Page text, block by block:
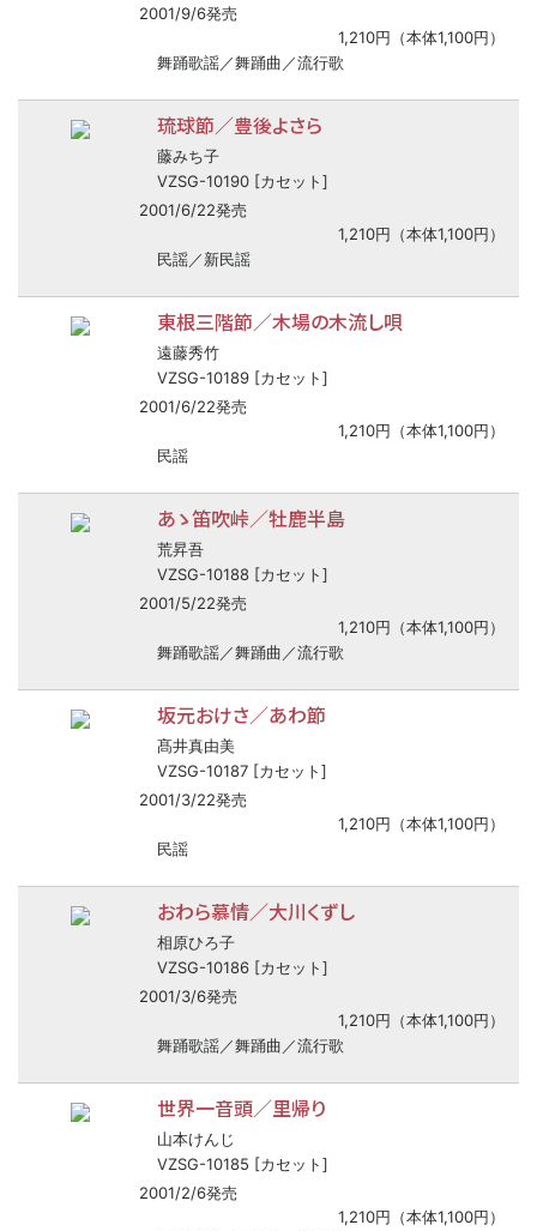
2001/9/6発売
1,210円（本体1,100円）
舞踊歌謡／舞踊曲／流行歌
琉球節／豊後よさら
藤みち子
VZSG-10190 [カセット]
2001/6/22発売
1,210円（本体1,100円）
民謡／新民謡
東根三階節／木場の木流し唄
遠藤秀竹
VZSG-10189 [カセット]
2001/6/22発売
1,210円（本体1,100円）
民謡
あゝ笛吹峠／牡鹿半島
荒昇吾
VZSG-10188 [カセット]
2001/5/22発売
1,210円（本体1,100円）
舞踊歌謡／舞踊曲／流行歌
坂元おけさ／あわ節
髙井真由美
VZSG-10187 [カセット]
2001/3/22発売
1,210円（本体1,100円）
民謡
おわら慕情／大川くずし
相原ひろ子
VZSG-10186 [カセット]
2001/3/6発売
1,210円（本体1,100円）
舞踊歌謡／舞踊曲／流行歌
世界一音頭／里帰り
山本けんじ
VZSG-10185 [カセット]
2001/2/6発売
1,210円（本体1,100円）